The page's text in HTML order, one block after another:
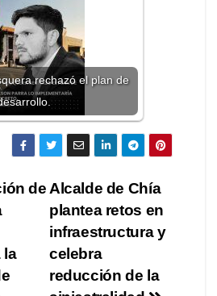
rechazó el plan de
Alcalde de Chía
plantea retos en
infraestructura y
celebra
reducción de la
de
la